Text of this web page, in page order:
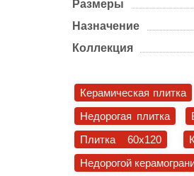
Размеры
Назначение
Коллекция
Керамическая плитка
Недорогая плитка
Плитка 60x120
Недорогой